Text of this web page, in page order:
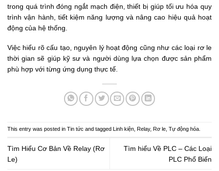
trong quá trình đóng ngắt mạch điện, thiết bị giúp tối ưu hóa quy
trình vận hành, tiết kiệm năng lượng và nâng cao hiệu quả hoạt
động của hệ thống.
Việc hiểu rõ cấu tạo, nguyên lý hoạt động cũng như các loại rơ le
thời gian sẽ giúp kỹ sư và người dùng lựa chọn được sản phẩm
phù hợp với từng ứng dụng thực tế.
This entry was posted in Tin tức and tagged Linh kiện Relay, Rơ le Tự động hóa
Tìm Hiểu Cơ Bản Về Relay (Rơ
Le)
Tìm hiểu Về PLC – Các Loại
PLC Phổ Biến